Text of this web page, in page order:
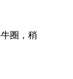
圈，稍